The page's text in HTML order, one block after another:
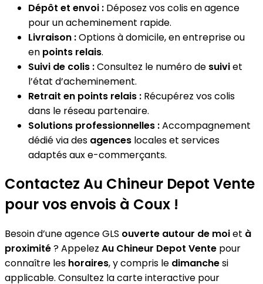
Dépôt et envoi : Déposez vos colis en agence
pour un acheminement rapide.
Livraison :Options à domicile, en entreprise ou
en points relais.
Suivi de colis :Consultez le numéro de suiviet
l’état d’acheminement.
Retrait en points relais : Récupérez vos colis
dans le réseau partenaire.
Solutions professionnelles :Accompagnement
dédié via des agences locales et services
adaptés aux e-commerçants.
Contactez Au Chineur Depot Vente
pour vos envois à Coux !
Besoin d’une agence GLS ouverte autour de moiet à
proximité? Appelez Au Chineur Depot Vente pour
connaître les horaires, y compris le dimanchesi
applicable. Consultez la carte interactive pour